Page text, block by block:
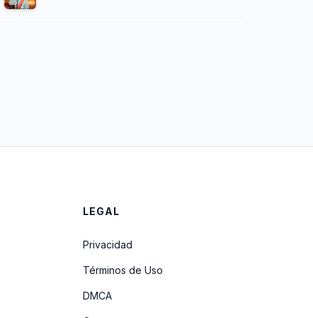
LEGAL
Privacidad
Términos de Uso
DMCA